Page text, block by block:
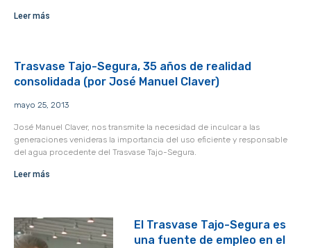
Leer más
Trasvase Tajo-Segura, 35 años de realidad
consolidada (por José Manuel Claver)
mayo 25, 2013
José Manuel Claver, nos transmite la necesidad de inculcar a las
generaciones venideras la importancia del uso eficiente y responsable
del agua procedente del Trasvase Tajo-Segura.
Leer más
El Trasvase Tajo-Segura es
una fuente de empleo en el